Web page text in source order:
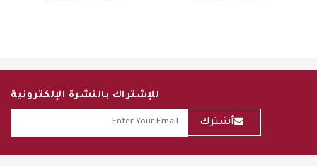
للإشتراك بالنشرة الإلكترونية
أشترك